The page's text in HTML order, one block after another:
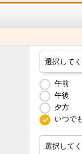
午前
午後
夕方
いつで